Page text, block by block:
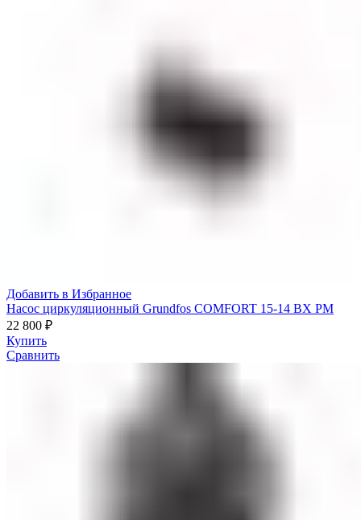
Добавить в Избранное
Насос циркуляционный Grundfos COMFORT 15-14 BX PM
22 800 ₽
Купить
Сравнить